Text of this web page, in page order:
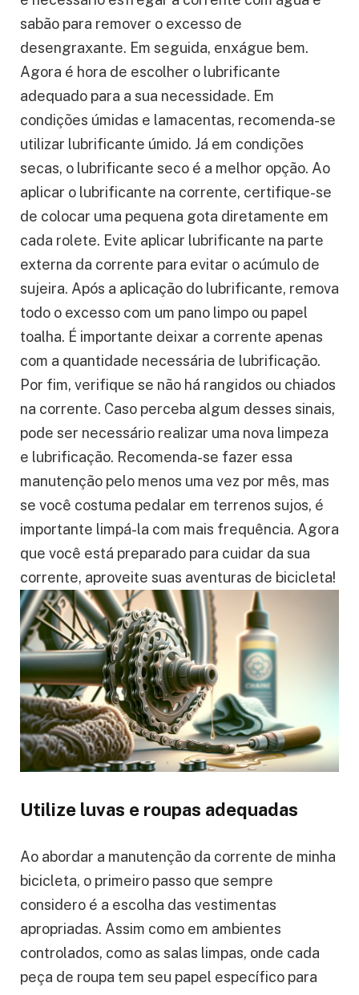
sabão para remover o excesso de
desengraxante. Em seguida, enxágue bem.
Agora é hora de escolher o lubrificante
adequado para a sua necessidade. Em
condições úmidas e lamacentas, recomenda-se
utilizar lubrificante úmido. Já em condições
secas, o lubrificante seco é a melhor opção. Ao
aplicar o lubrificante na corrente, certifique-se
de colocar uma pequena gota diretamente em
cada rolete. Evite aplicar lubrificante na parte
externa da corrente para evitar o acúmulo de
sujeira. Após a aplicação do lubrificante, remova
todo o excesso com um pano limpo ou papel
toalha. É importante deixar a corrente apenas
com a quantidade necessária de lubrificação.
Por fim, verifique se não há rangidos ou chiados
na corrente. Caso perceba algum desses sinais,
pode ser necessário realizar uma nova limpeza
e lubrificação. Recomenda-se fazer essa
manutenção pelo menos uma vez por mês, mas
se você costuma pedalar em terrenos sujos, é
importante limpá-la com mais frequência. Agora
que você está preparado para cuidar da sua
corrente, aproveite suas aventuras de bicicleta!
Utilize luvas e roupas adequadas
Ao abordar a manutenção da corrente de minha
bicicleta, o primeiro passo que sempre
considero é a escolha das vestimentas
apropriadas. Assim como em ambientes
controlados, como as salas limpas, onde cada
peça de roupa tem seu papel específico para